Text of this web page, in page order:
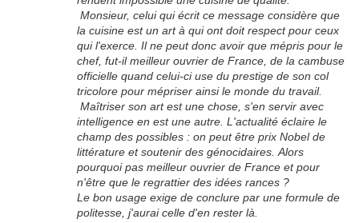
Monsieur, celui qui écrit ce message considère que
la cuisine est un art à qui ont doit respect pour ceux
qui l'exerce. Il ne peut donc avoir que mépris pour le
chef, fut-il meilleur ouvrier de France, de la cambuse
officielle quand celui-ci use du prestige de son col
tricolore pour mépriser ainsi le monde du travail.
Maîtriser son art est une chose, s'en servir avec
intelligence en est une autre. L'actualité éclaire le
champ des possibles : on peut être prix Nobel de
littérature et soutenir des génocidaires. Alors
pourquoi pas meilleur ouvrier de France et pour
n'être que le regrattier des idées rances ?
Le bon usage exige de conclure par une formule de
politesse, j'aurai celle d'en rester là.